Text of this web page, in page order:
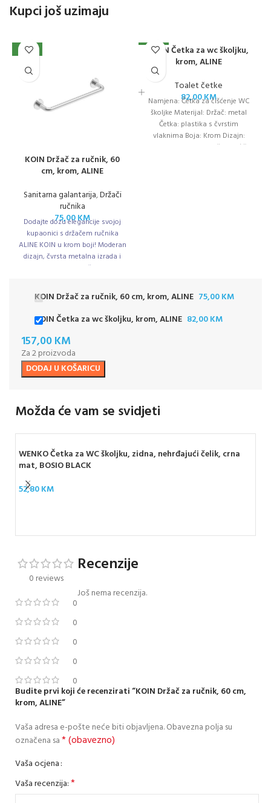
Kupci još uzimaju
NOVO
KOIN Držač za ručnik, 60
cm, krom, ALINE
Sanitarna galantarija,Držači
ručnika
75,00KM
Dodajte dozu elegancije svojoj
kupaonici s držačem ručnika
ALINE KOIN u krom boji! Moderan
dizajn, čvrsta metalna izrada i
duljina od 60 cm čine ga
svakodnevnu uporabu.
NOVO
KOIN Četka za wc školjku,
krom, ALINE
Toalet četke
82,00KM
Namjena: Četka za čišćenje WC
školjke Materijal: Držač: metal
Četka: plastika s čvrstim
vlaknima Boja: Krom Dizajn:
Moderno i minimalističko kućište
KOIN Držač za ručnik, 60 cm, krom, ALINE 75,00KM
KOIN Četka za wc školjku, krom, ALINE 82,00KM
157,00KM
Za 2 proizvoda
DODAJ U KOŠARICU
Možda će vam se svidjeti
WENKO Četka za WC školjku, zidna, nehrđajući čelik, crna
mat, BOSIO BLACK
52,80KM
0 reviews
0
0
0
0
0
Recenzije
Još nema recenzija.
Budite prvi koji će recenzirati “KOIN Držač za ručnik, 60 cm,
krom, ALINE”
Vaša adresa e-pošte neće biti objavljena.Obavezna polja su
označena sa* (obavezno)
Vaša ocjena
Vaša recenzija:*